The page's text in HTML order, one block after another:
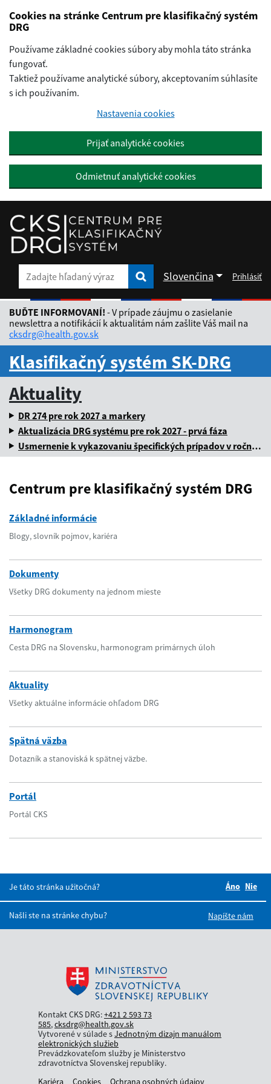
Preskočiť na hlavný obsah
Cookies na stránke Centrum pre klasifikačný systém
DRG
Používame základné cookies súbory aby mohla táto stránka
fungovať.
Taktiež používame analytické súbory, akceptovaním súhlasíte
s ich používaním.
Nastavenia cookies
Prijať analytické cookies
Odmietnuť analytické cookies
Zadajte hľadaný výraz Zadajte hľadaný výraz
Slovenčina
Rozbaliť jazykové menu
Prihlásiť
BUĎTE INFORMOVANÍ! - V prípade záujmu o zasielanie
newslettra a notifikácií k aktualitám nám zašlite Váš mail na
cksdrg@health.gov.sk
Klasifikačný systém SK-DRG
Aktuality
DR 274 pre rok 2027 a markery
Aktualizácia DRG systému pre rok 2027 - prvá fáza
Usmernenie k vykazovaniu špecifických prípadov v ročnej dávke za rok 2025
Centrum pre klasifikačný systém DRG
Základné informácie
Blogy, slovník pojmov, kariéra
Dokumenty
Všetky DRG dokumenty na jednom mieste
Harmonogram
Cesta DRG na Slovensku, harmonogram primárnych úloh
Aktuality
Všetky aktuálne informácie ohľadom DRG
Spätná väzba
Dotazník a stanoviská k spätnej väzbe.
Portál
Portál CKS
Je táto stránka užitočná? Áno Boli
Nie
Našli ste na stránke chybu? Napíšte nám
Kontakt CKS DRG:+421 2 593 73
585,cksdrg@health.gov.sk
Vytvorené v súlade sJednotným dizajn manuálom
elektronických služieb
Prevádzkovateľom služby je Ministerstvo
zdravotníctva Slovenskej republiky.
Kariéra
Cookies Ochrana osobných údajov